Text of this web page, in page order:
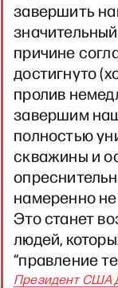
завершить
причине
достигнуто
пролив
завершим
полностью
скважины и
намеренно не
Это станет
людей,
“правление
Президент США